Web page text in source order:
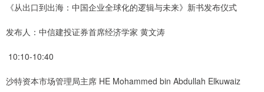
《从出口到出海：中国企业全球化的逻辑与未来》新书发布仪式
发布人：中信建投证券首席经济学家 黄文涛
10:10-10:40
沙特资本市场管理局主席 HE Mohammed bin Abdullah Elkuwaiz